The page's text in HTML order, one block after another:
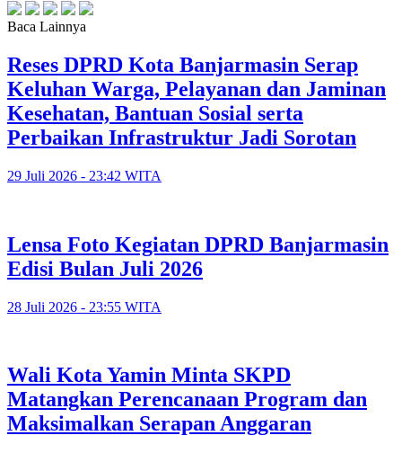
Baca Lainnya
Reses DPRD Kota Banjarmasin Serap
Keluhan Warga, Pelayanan dan Jaminan
Kesehatan, Bantuan Sosial serta
Perbaikan Infrastruktur Jadi Sorotan
29 Juli 2026 - 23:42 WITA
Lensa Foto Kegiatan DPRD Banjarmasin
Edisi Bulan Juli 2026
28 Juli 2026 - 23:55 WITA
Wali Kota Yamin Minta SKPD
Matangkan Perencanaan Program dan
Maksimalkan Serapan Anggaran